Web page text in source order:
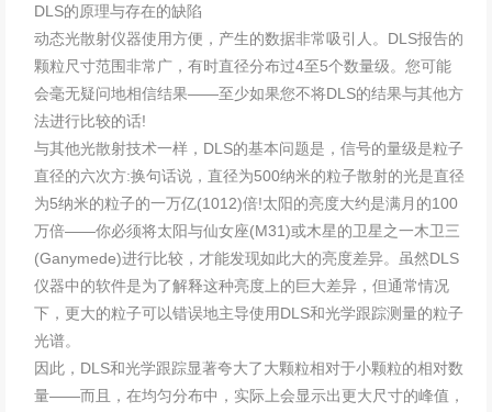
DLS的原理与存在的缺陷
动态光散射仪器使用方便，产生的数据非常吸引人。DLS报告的
颗粒尺寸范围非常广，有时直径分布过4至5个数量级。您可能
会毫无疑问地相信结果——至少如果您不将DLS的结果与其他方
法进行比较的话!
与其他光散射技术一样，DLS的基本问题是，信号的量级是粒子
直径的六次方:换句话说，直径为500纳米的粒子散射的光是直径
为5纳米的粒子的一万亿(1012)倍!太阳的亮度大约是满月的100
万倍——你必须将太阳与仙女座(M31)或木星的卫星之一木卫三
(Ganymede)进行比较，才能发现如此大的亮度差异。虽然DLS
仪器中的软件是为了解释这种亮度上的巨大差异，但通常情况
下，更大的粒子可以错误地主导使用DLS和光学跟踪测量的粒子
光谱。
因此，DLS和光学跟踪显著夸大了大颗粒相对于小颗粒的相对数
量——而且，在均匀分布中，实际上会显示出更大尺寸的峰值，